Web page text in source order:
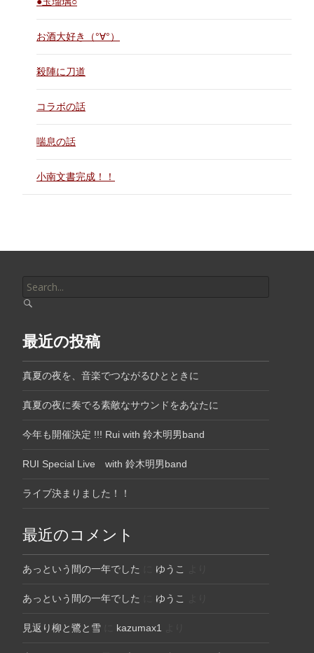
お酒大好き（°∀°）
殺陣に刀道
コラボの話
喘息の話
小南文書完成！！
for:
最近の投稿
真夏の夜を、音楽でつながるひとときに
真夏の夜に奏でる素敵なサウンドをあなたに
今年も開催決定 !!! Rui with 鈴木明男band
RUI Special Live with 鈴木明男band
ライブ決まりました！！
最近のコメント
あっという間の一年でした ゆうこ
あっという間の一年でした ゆうこ
見返り柳と鷺と雪 kazumax1